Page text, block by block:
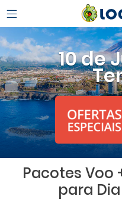
10 de
Pacotes Voo
para